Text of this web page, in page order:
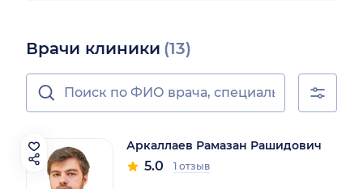
Врачи клиники (13)
Аркаллаев Рамазан Рашидович
5.0 1 отзыв